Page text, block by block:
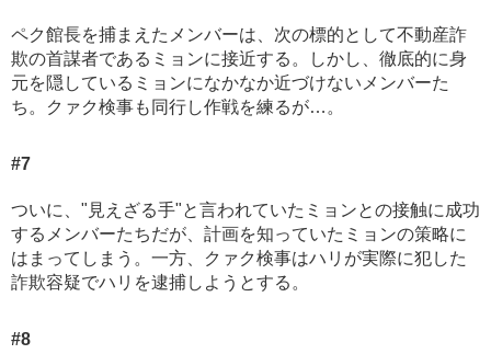
ペク館長を捕まえたメンバーは、次の標的として不動産詐
欺の首謀者であるミョンに接近する。しかし、徹底的に身
元を隠しているミョンになかなか近づけないメンバーた
ち。クァク検事も同行し作戦を練るが…。
#7
ついに、"見えざる手"と言われていたミョンとの接触に成功
するメンバーたちだが、計画を知っていたミョンの策略に
はまってしまう。一方、クァク検事はハリが実際に犯した
詐欺容疑でハリを逮捕しようとする。
#8